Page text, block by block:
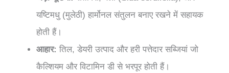
यष्टिमधु (मुलेठी) हार्मोनल संतुलन बनाए रखने में सहायक
होती हैं।
आहार: तिल, डेयरी उत्पाद और हरी पत्तेदार सब्जियां जो
कैल्शियम और विटामिन डी से भरपूर होती हैं।